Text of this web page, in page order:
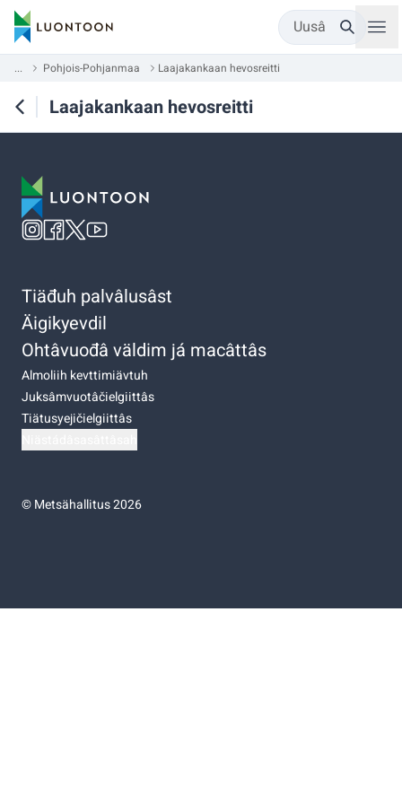
Uusâ
... Pohjois-Pohjanmaa Laajakankaan hevosreitti
Laajakankaan hevosreitti
Tiäđuh palvâlusâst
Äigikyevdil
Ohtâvuođâ väldim já macâttâs
Almoliih kevttimiävtuh
Juksâmvuotâčielgiittâs
Tiätusyejičielgiittâs
©Metsähallitus 2026